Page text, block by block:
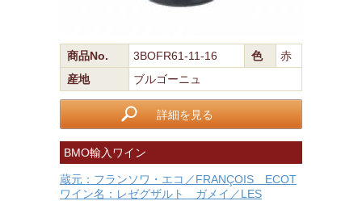
商品No. 3BOFR61-11-16 色
赤
産地
ブルゴーニュ
詳細を見る
BMO輸入ワイン
蔵元：フランソワ・エコ／FRANÇOIS ECOT
ワイン名：レゼグザルト ガメイ／LES